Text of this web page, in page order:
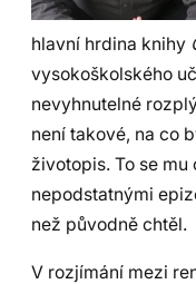
hlavní hrdina knihy
vysokoškolského
nevyhnutelné
není takové, na co
životopis. To se
nepodstatnými
než původně chtěl.
V rozjímání mezi